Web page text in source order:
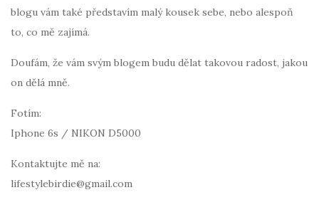
blogu vám také představím malý kousek sebe, nebo alespoň
to, co mě zajímá.
Doufám, že vám svým blogem budu dělat takovou radost, jakou
on dělá mně.
Fotím:
Iphone 6s / NIKON D5000
Kontaktujte mě na:
lifestylebirdie@gmail.com